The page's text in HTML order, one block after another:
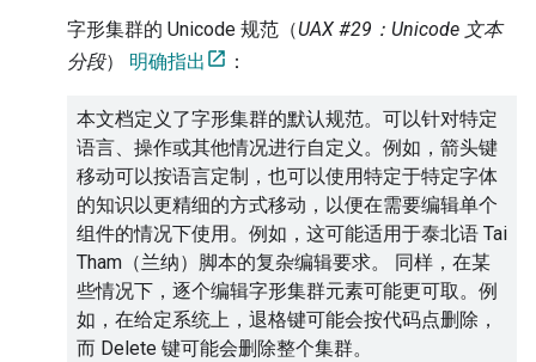
字形集群的 Unicode 规范（UAX #29：Unicode 文本
分段） 明确指出 ：
本文档定义了字形集群的默认规范。可以针对特定
语言、操作或其他情况进行自定义。例如，箭头键
移动可以按语言定制，也可以使用特定于特定字体
的知识以更精细的方式移动，以便在需要编辑单个
组件的情况下使用。例如，这可能适用于泰北语 Tai
Tham（兰纳）脚本的复杂编辑要求。 同样，在某
些情况下，逐个编辑字形集群元素可能更可取。例
如，在给定系统上，退格键可能会按代码点删除，
而 Delete 键可能会删除整个集群。